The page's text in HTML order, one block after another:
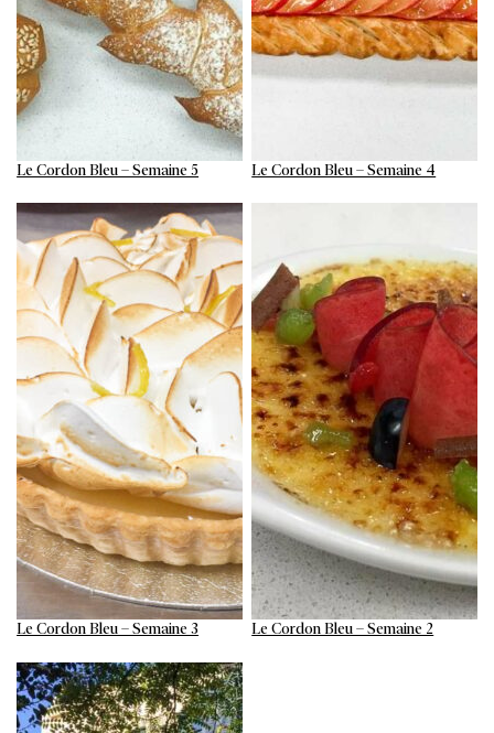
Le Cordon Bleu – Semaine 5 Le Cordon Bleu – Semaine 4
Le Cordon Bleu – Semaine 3 Le Cordon Bleu – Semaine 2